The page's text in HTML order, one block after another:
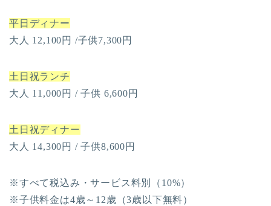
平日ディナー
大人 12,100円 /子供7,300円
土日祝ランチ
大人 11,000円 / 子供 6,600円
土日祝ディナー
大人 14,300円 / 子供8,600円
※すべて税込み・サービス料別（10%）
※子供料金は4歳～12歳（3歳以下無料）